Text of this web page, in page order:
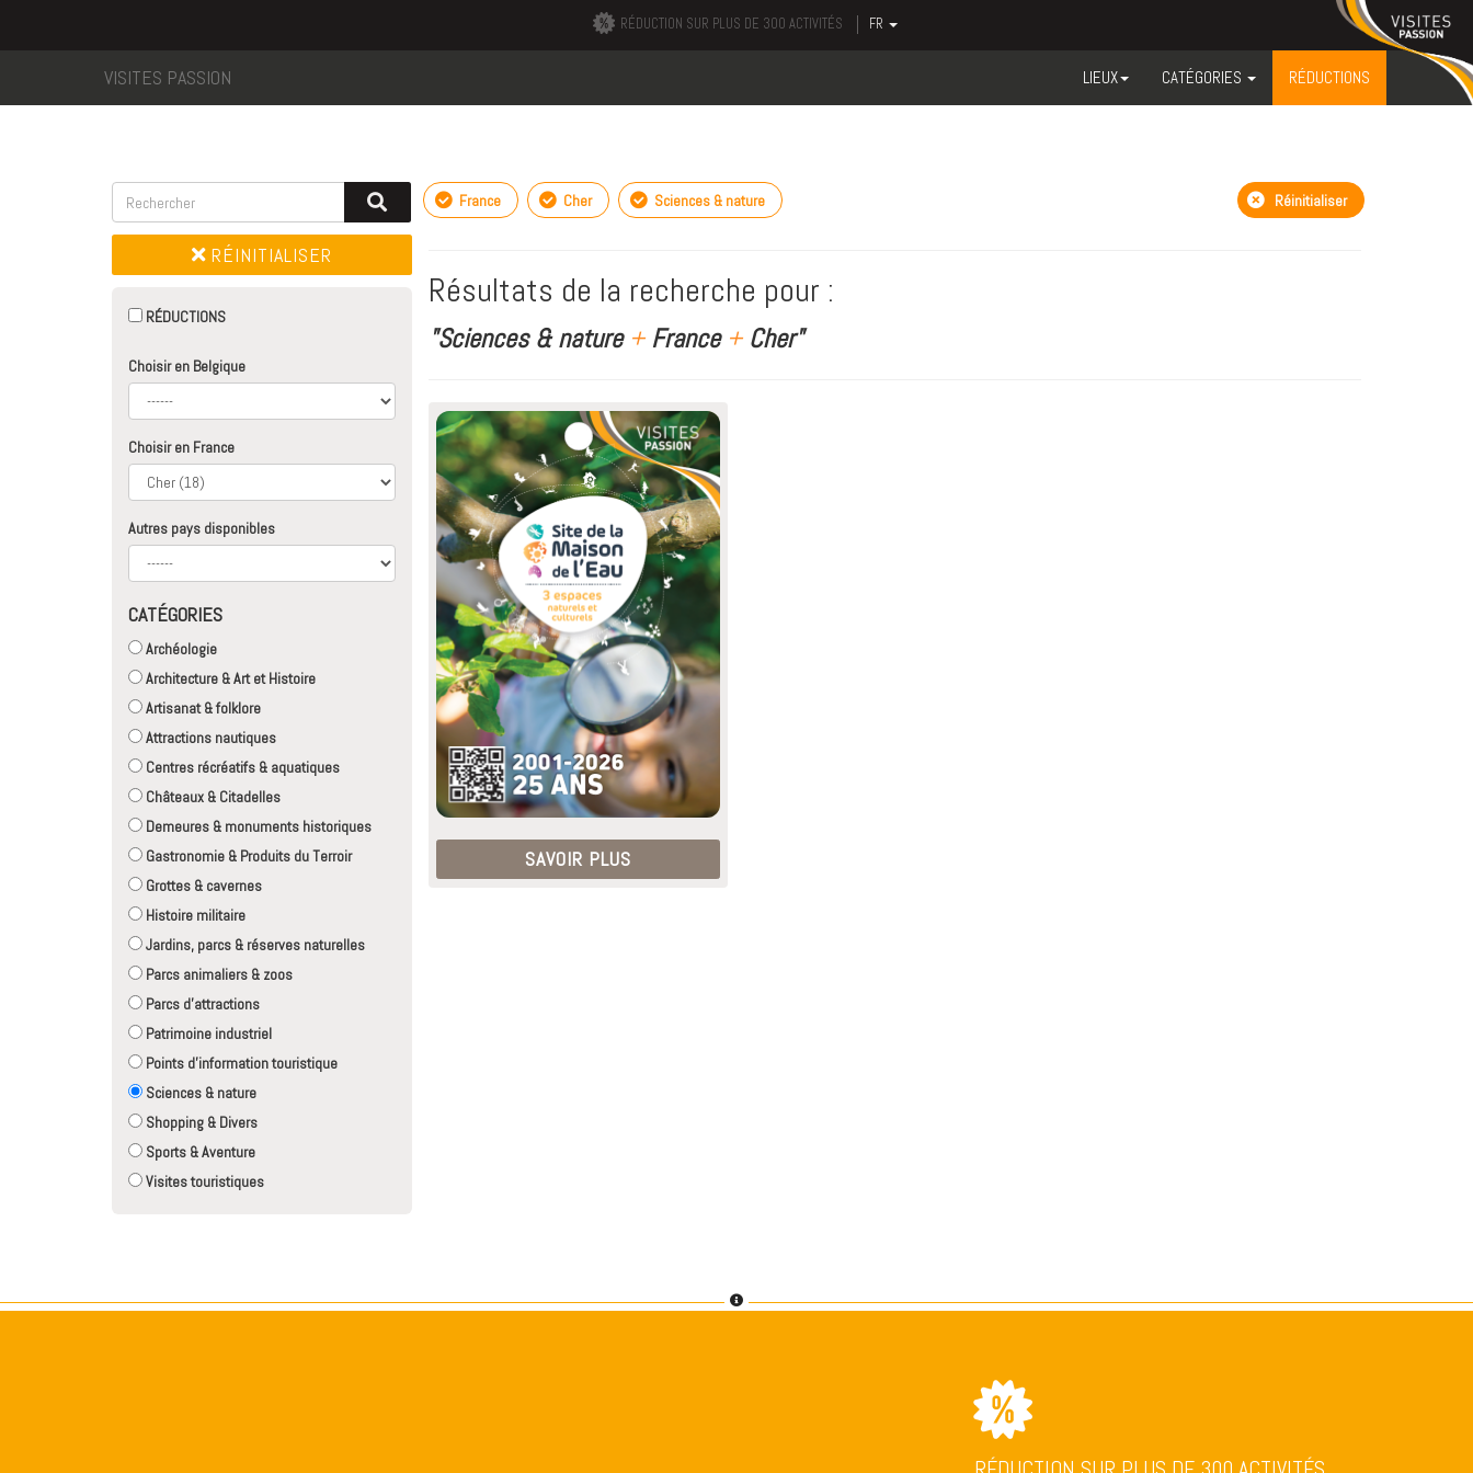
RÉDUCTION SUR PLUS DE 300 ACTIVITÉS FR
VISITES PASSION LIEUX CATÉGORIES RÉDUCTIONS
RÉINITIALISER
RÉDUCTIONS
Choisir en Belgique
Choisir en France
Autres pays disponibles
CATÉGORIES
Archéologie
Architecture & Art et Histoire
Artisanat & folklore
Attractions nautiques
Centres récréatifs & aquatiques
Châteaux & Citadelles
Demeures & monuments historiques
Gastronomie & Produits du Terroir
Grottes & cavernes
Histoire militaire
Jardins, parcs & réserves naturelles
Parcs animaliers & zoos
Parcs d'attractions
Patrimoine industriel
Points d'information touristique
Sciences & nature
Shopping & Divers
Sports & Aventure
Visites touristiques
France Cher Sciences & nature Réinitialiser
Résultats de la recherche pour :
"Sciences & nature +France +Cher"
SAVOIR PLUS